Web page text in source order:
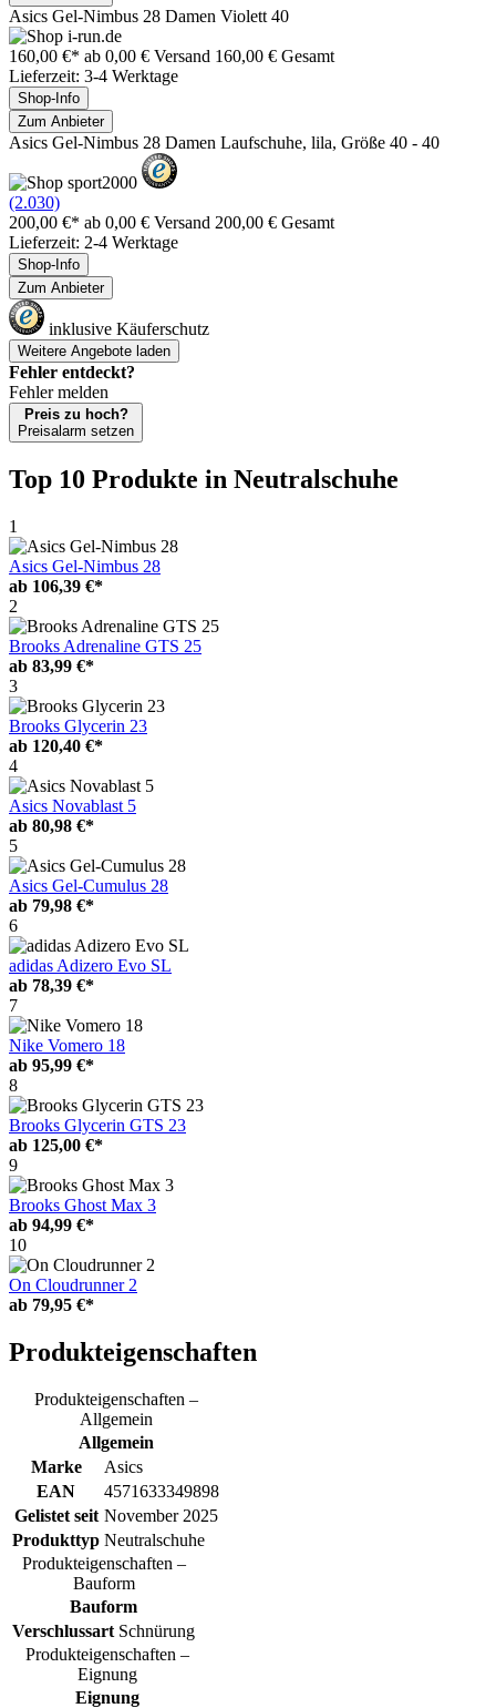
Asics Gel-Nimbus 28 Damen Violett 40
160,00 €* ab 0,00 € Versand 160,00 € Gesamt
Lieferzeit: 3-4 Werktage
Shop-Info
Zum Anbieter
Asics Gel-Nimbus 28 Damen Laufschuhe, lila, Größe 40 - 40
(2.030)
200,00 €* ab 0,00 € Versand 200,00 € Gesamt
Lieferzeit: 2-4 Werktage
Shop-Info
Zum Anbieter
inklusive Käuferschutz
Weitere Angebote laden
Fehler entdeckt?
Fehler melden
Preis zu hoch?
Preisalarm setzen
Top 10 Produkte in Neutralschuhe
1
Asics Gel-Nimbus 28
ab 106,39 €*
2
Brooks Adrenaline GTS 25
ab 83,99 €*
3
Brooks Glycerin 23
ab 120,40 €*
4
Asics Novablast 5
ab 80,98 €*
5
Asics Gel-Cumulus 28
ab 79,98 €*
6
adidas Adizero Evo SL
ab 78,39 €*
7
Nike Vomero 18
ab 95,99 €*
8
Brooks Glycerin GTS 23
ab 125,00 €*
9
Brooks Ghost Max 3
ab 94,99 €*
10
On Cloudrunner 2
ab 79,95 €*
Produkteigenschaften
Produkteigenschaften –
Allgemein
Allgemein
Marke
Asics
EAN
4571633349898
Gelistet seit November 2025
Produkttyp Neutralschuhe
Produkteigenschaften –
Bauform
Bauform
Verschlussart Schnürung
Produkteigenschaften –
Eignung
Eignung